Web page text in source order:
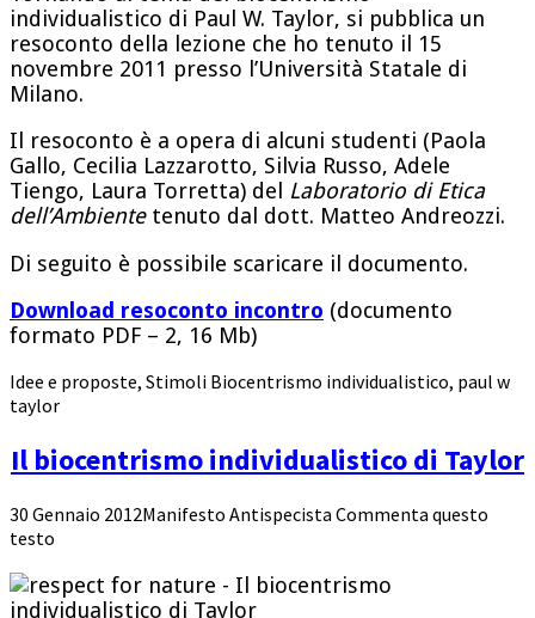
individualistico di Paul W. Taylor, si pubblica un
resoconto della lezione che ho tenuto il 15
novembre 2011 presso l’Università Statale di
Milano.
Il resoconto è a opera di alcuni studenti (Paola
Gallo, Cecilia Lazzarotto, Silvia Russo, Adele
Tiengo, Laura Torretta) del Laboratorio di Etica
dell’Ambientetenuto dal dott. Matteo Andreozzi.
Di seguito è possibile scaricare il documento.
Download resoconto incontro (documento
formato PDF – 2, 16 Mb)
Idee e proposte, Stimoli Biocentrismo individualistico, paul w
taylor
Il biocentrismo individualistico di Taylor
30 Gennaio 2012Manifesto Antispecista Commenta questo
testo